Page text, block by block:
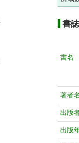
書
書名
著者名
出版
出版